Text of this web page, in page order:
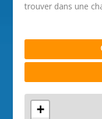
trouver dans une
+